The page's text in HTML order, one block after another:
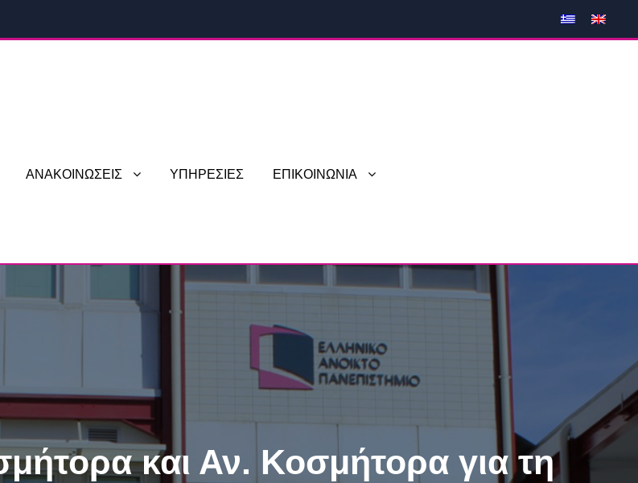
ΑΝΑΚΟΙΝΩΣΕΙΣ ΥΠΗΡΕΣΙΕΣ ΕΠΙΚΟΙΝΩΝΙΑ
και Αν. Κοσμήτορα για τη